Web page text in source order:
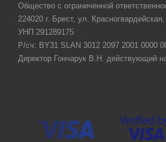
Общество с ограниченной
224020 г. Брест, ул. Красногвардейская,
УНП 291289175
Р/сч: BY31 SLAN 3012 2097 2001 0000
Директор Гончарук В.Н. действующий